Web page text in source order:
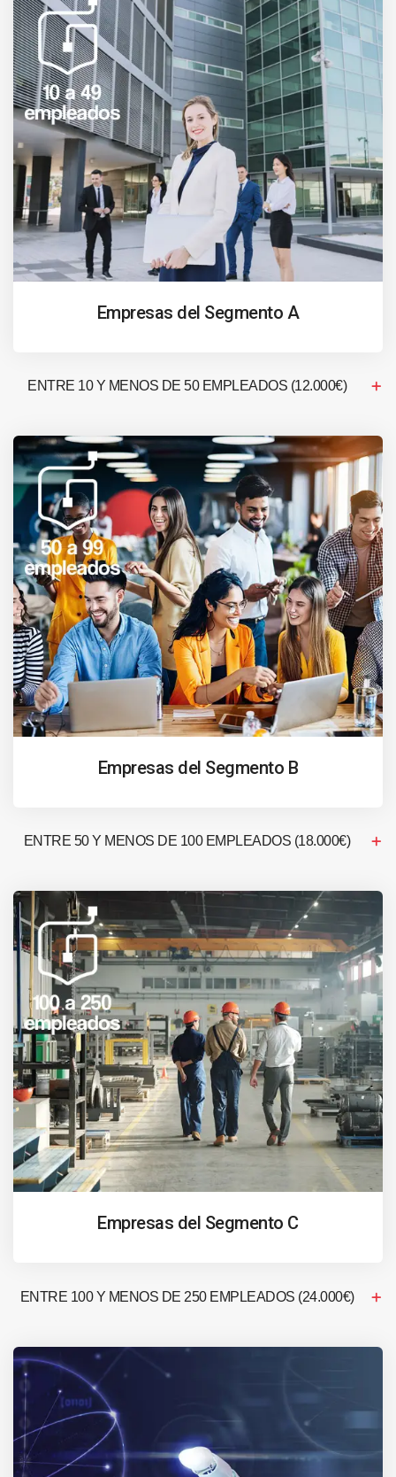
Empresas del Segmento A
ENTRE 10 Y MENOS DE 50 EMPLEADOS (12.000€)
Empresas del Segmento B
ENTRE 50 Y MENOS DE 100 EMPLEADOS (18.000€)
Empresas del Segmento C
ENTRE 100 Y MENOS DE 250 EMPLEADOS (24.000€)